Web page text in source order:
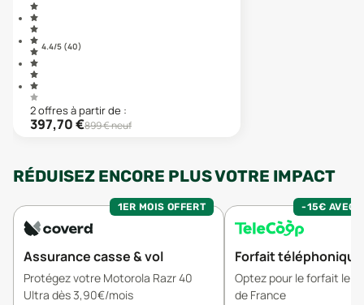
4.4/5 (40)
2offresà partir de :
397,70€899€ neuf
RÉDUISEZ ENCORE PLUS VOTRE IMPACT
1ER MOIS OFFERT
Assurance casse & vol
Protégez votre Motorola Razr 40
Ultra dès 3,90€/mois
-15€ AVEC
Forfait téléphonique
Optez pour le forfait le
de France